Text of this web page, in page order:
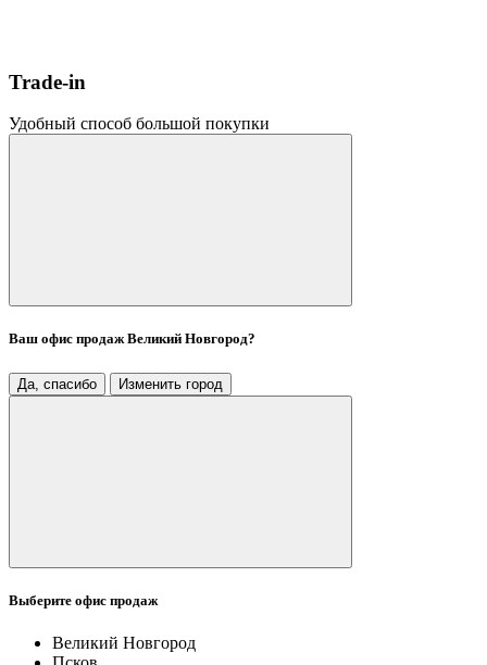
Trade-in
Удобный способ большой покупки
Ваш офис продажВеликий Новгород?
Да, спасибо Изменить город
Выберите офис продаж
Великий Новгород